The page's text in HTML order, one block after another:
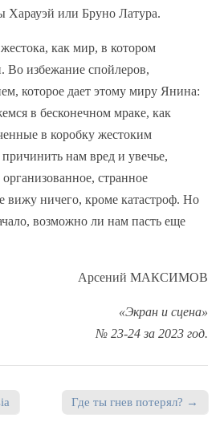
Харауэй или Бруно Латура.
жестока, как мир, в котором
Во избежание спойлеров,
которое дает этому миру Янина:
в бесконечном мраке, как
в коробку жестоким
нам вред и увечье,
странное
ничего, кроме катастроф. Но
возможно ли нам пасть еще
Арсений МАКСИМОВ
«Экран и сцена»
№ 23-24 за 2023 год.
Где ты гнев потерял? →